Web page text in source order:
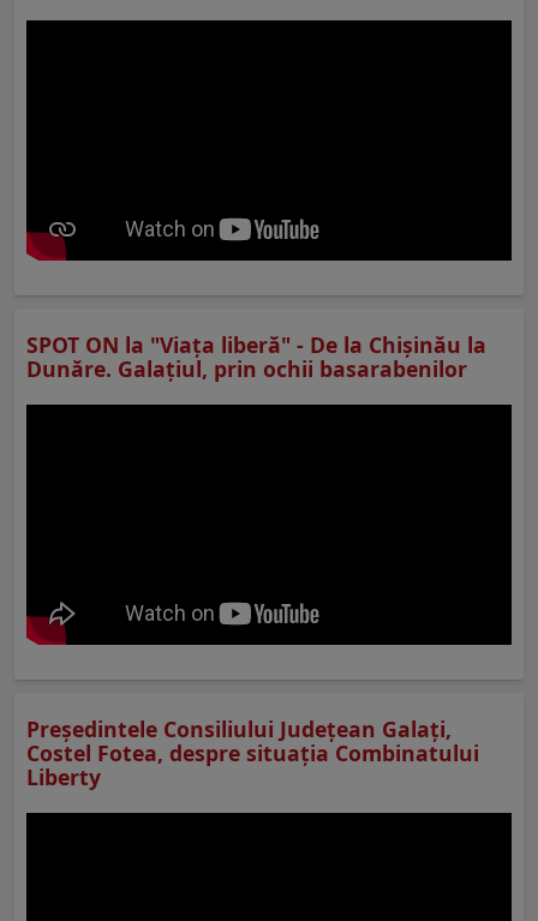
SPOT ON la "Viaţa liberă" - De la Chișinău la
Dunăre. Galațiul, prin ochii basarabenilor
Preşedintele Consiliului Judeţean Galaţi,
Costel Fotea, despre situaţia Combinatului
Liberty